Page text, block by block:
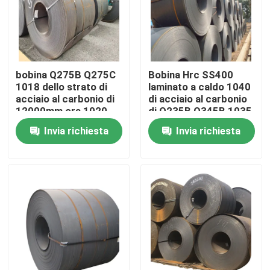
Casa
Prodotti
Giro della fabbrica
Controllo di qualità
bobina Q275B Q275C
1018 dello strato di
acciaio al carbonio di
12000mm ora 1020
1030
Invia richiesta
Bobina Hrc SS400
laminato a caldo 1040
di acciaio al carbonio
di Q235B Q345B 1035
1020
Invia richiesta